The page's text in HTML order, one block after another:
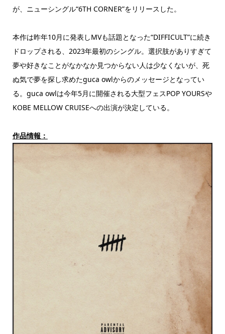
が、ニューシングル“6TH CORNER”をリリースした。
本作は昨年10月に発表しMVも話題となった“DIFFICULT”に続き
ドロップされる、2023年最初のシングル。選択肢がありすぎて
夢や好きなことがなかなか見つからない人は少なくないが、死
ぬ気で夢を探し求めたguca owlからのメッセージとなってい
る。guca owlは今年5月に開催される大型フェスPOP YOURSや
KOBE MELLOW CRUISEへの出演が決定している。
作品情報：